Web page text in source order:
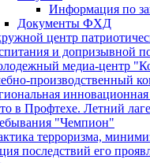
Информация по
Документы ФХД
центр
и допризывной
медиа-центр
производственный
в Профтехе. Летний
"Чемпион"
терроризма,
последствий его